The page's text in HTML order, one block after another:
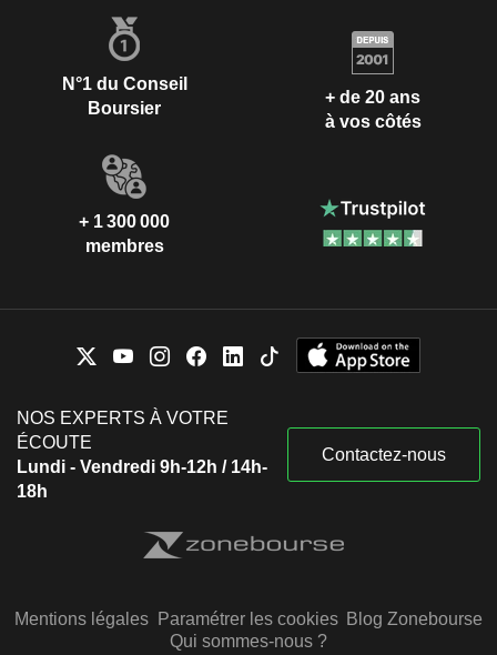
N°1 du Conseil
Boursier
+ de 20 ans
à vos côtés
+ 1 300 000
membres
NOS EXPERTS À VOTRE
ÉCOUTE
Lundi - Vendredi 9h-12h / 14h-
18h
Contactez-nous
Mentions légales Paramétrer les cookies Blog Zonebourse
Qui sommes-nous ?